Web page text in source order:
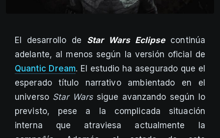
El desarrollo de Star Wars Eclipse continúa
adelante, al menos según la versión oficial de
Quantic Dream. El estudio ha asegurado que el
esperado título narrativo ambientado en el
universo Star Warssigue avanzando según lo
previsto, pese a la complicada situación
interna que atraviesa actualmente la